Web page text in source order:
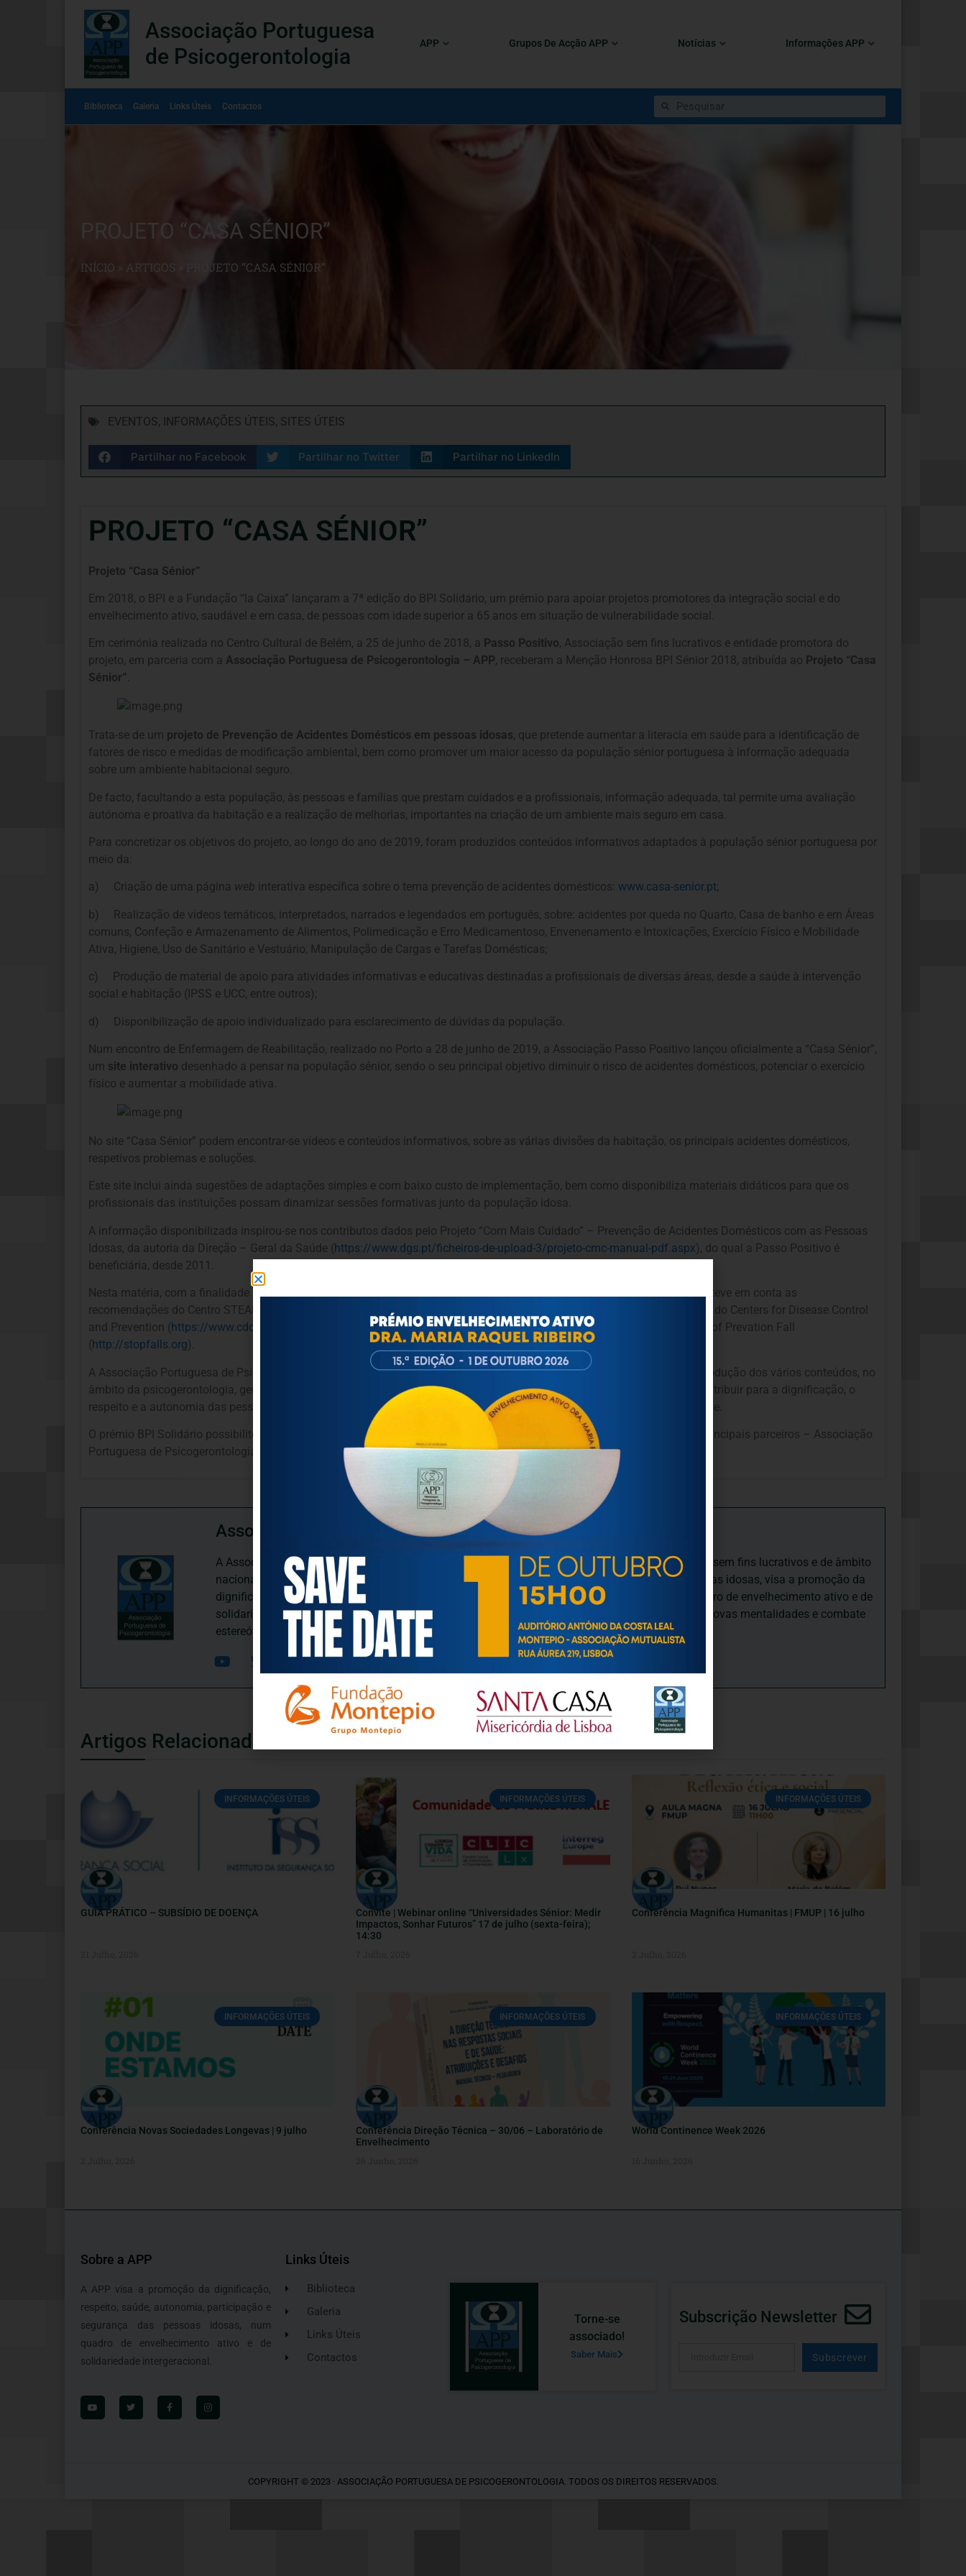
Associação Portuguesa
de Psicogerontologia
APP Grupos De Acção APP Notícias Informações APP
Biblioteca Galeria Links Úteis Contactos
PROJETO “CASA SÉNIOR”
INÍCIO » ARTIGOS PROJETO “CASA SÉNIOR”
EVENTOS, INFORMAÇÕES ÚTEIS, SITES ÚTEIS
Partilhar no Facebook Partilhar no Twitter Partilhar no LinkedIn
PROJETO “CASA SÉNIOR”
Projeto “Casa Sénior”
Em 2018, o BPI e a Fundação “la Caixa” lançaram a 7ª edição do BPI Solidário, um prémio para apoiar projetos promotores da integração social e do
envelhecimento ativo, saudável e em casa, de pessoas com idade superior a 65 anos em situação de vulnerabilidade social.
Em cerimónia realizada no Centro Cultural de Belém, a 25 de junho de 2018, a Passo Positivo, Associação sem fins lucrativos e entidade promotora do
projeto, em parceria com a Associação Portuguesa de Psicogerontologia – APP, receberam a Menção Honrosa BPI Sénior 2018, atribuída ao Projeto “Casa
Sénior”
Trata-se de um projeto de Prevenção de Acidentes Domésticos em pessoas idosas, que pretende aumentar a literacia em saúde para a identificação de
fatores de risco e medidas de modificação ambiental, bem como promover um maior acesso da população sénior portuguesa à informação adequada
sobre um ambiente habitacional seguro.
De facto, facultando a esta população, às pessoas e famílias que prestam cuidados e a profissionais, informação adequada, tal permite uma avaliação
autónoma e proativa da habitação e a realização de melhorias, importantes na criação de um ambiente mais seguro em casa.
Para concretizar os objetivos do projeto, ao longo do ano de 2019, foram produzidos conteúdos informativos adaptados à população sénior portuguesa por
meio da:
a) Criação de uma página web interativa específica sobre o tema prevenção de acidentes domésticos: www.casa-senior.pt;
b) Realização de vídeos temáticos, interpretados, narrados e legendados em português, sobre: acidentes por queda no Quarto, Casa de banho e em Áreas
comuns, Confeção e Armazenamento de Alimentos, Polimedicação e Erro Medicamentoso, Envenenamento e Intoxicações, Exercício Físico e Mobilidade
Ativa, Higiene, Uso de Sanitário e Vestuário, Manipulação de Cargas e Tarefas Domésticas;
c) Produção de material de apoio para atividades informativas e educativas destinadas a profissionais de diversas áreas, desde a saúde à intervenção
social e habitação (IPSS e UCC, entre outros);
d) Disponibilização de apoio individualizado para esclarecimento de dúvidas da população.
Num encontro de Enfermagem de Reabilitação, realizado no Porto a 28 de junho de 2019, a Associação Passo Positivo lançou oficialmente a “Casa Sénior”,
um site interativo desenhado a pensar na população sénior, sendo o seu principal objetivo diminuir o risco de acidentes domésticos, potenciar o exercício
físico e aumentar a mobilidade ativa.
No site “Casa Sénior” podem encontrar-se vídeos e conteúdos informativos, sobre as várias divisões da habitação, os principais acidentes domésticos,
respetivos problemas e soluções.
Este site inclui ainda sugestões de adaptações simples e com baixo custo de implementação, bem como disponibiliza materiais didáticos para que os
profissionais das instituições possam dinamizar sessões formativas junto da população idosa.
A informação disponibilizada inspirou-se nos contributos dados pelo Projeto “Com Mais Cuidado” – Prevenção de Acidentes Domésticos com as Pessoas
Idosas, da autoria da Direção – Geral da Saúde (https://www.dgs.pt/ficheiros-de-upload-3/projeto-cmc-manual-pdf.aspx), do qual a Passo Positivo é
beneficiária, desde 2011.
Nesta matéria, com a finalidade de adaptar as boas práticas internacionais ao contexto português, o Projeto “Casa Sénior” teve em conta as
recomendações do Centro STEADI “
Stopping Elderly Accidents, Deaths & Injuries
), do Centers for Disease Control
and Prevention ( https://www.cdc.gov/ ) e do recurso interativo “The Life Time Home” (http://lifetimehome.org/
) e do Center of Prevation Fall
( http://stopfalls.org).
A Associação Portuguesa de Psicogerontologia – APP, desde finais de 2018 e em 2019, prestou consultoria científica na produção dos vários conteúdos, no
âmbito da psicogerontologia, gerontologia e envelhecimento ativo, tendo como principais objetivos promover a saúde e contribuir para a dignificação, o
respeito e a autonomia das pessoas idosas, contrariar estereótipos negativos e todas as formas de discriminação pela idade.
O prémio BPI Solidário possibilitou concretizar o Projeto “Casa Sénior”
promovido pela Passo Positivo, com o apoio dos principais parceiros – Associação
Portuguesa de Psicogerontologia (APP) e Associação Portuguesa de Enfermeiros de Reabilitação (APER).
Associação Portuguesa de Psicogerontologia
A Associação Portuguesa de Psicogerontologia-APP, Instituição Particular de Solidariedade Social sem fins lucrativos e de âmbito
nacional, dedica-se às questões biopsicológicas e sociais inerentes ao envelhecimento e às pessoas idosas, visa a promoção da
dignificação, respeito, saúde, autonomia, participação e segurança das pessoas idosas, num quadro de envelhecimento ativo e de
solidariedade intergeracional, e de uma sociedade mais inclusiva para todas as idades, promove novas mentalidades e combate
estereótipos negativos relativamente à idade e ao envelhecimento.
Artigos Relacionados
INFORMAÇÕES ÚTEIS
GUIA PRÁTICO – SUBSÍDIO DE DOENÇA
INFORMAÇÕES ÚTEIS
Convite | Webinar online “Universidades Sénior: Medir
Impactos, Sonhar Futuros” 17 de julho (sexta-feira);
14:30
INFORMAÇÕES ÚTEIS
Conferência Magnifica Humanitas | FMUP | 16 julho
INFORMAÇÕES ÚTEIS
Conferência Novas Sociedades Longevas | 9 julho
INFORMAÇÕES ÚTEIS
Conferência Direção Técnica – 30/06 – Laboratório de
Envelhecimento
INFORMAÇÕES ÚTEIS
World Continence Week 2026
Sobre a APP
A APP visa a promoção da dignificação,
respeito, saúde, autonomia, participação e
segurança das pessoas idosas, num
quadro de envelhecimento ativo e de
solidariedade intergeracional.
Links Úteis
Biblioteca
Galeria
Links Úteis
Contactos
Torne-se
associado!
Saber Mais
Subscrição Newsletter
Subscrever
COPYRIGHT © 2023 · ASSOCIAÇÃO PORTUGUESA DE PSICOGERONTOLOGIA. TODOS OS DIREITOS RESERVADOS.